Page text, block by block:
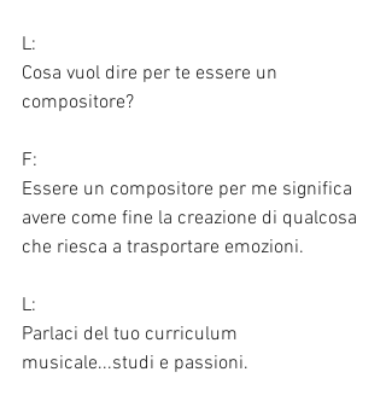
L:
Cosa vuol dire per te essere un
compositore?
F:
Essere un compositore per me significa
avere come fine la creazione di qualcosa
che riesca a trasportare emozioni.
L:
Parlaci del tuo curriculum
musicale...studi e passioni.